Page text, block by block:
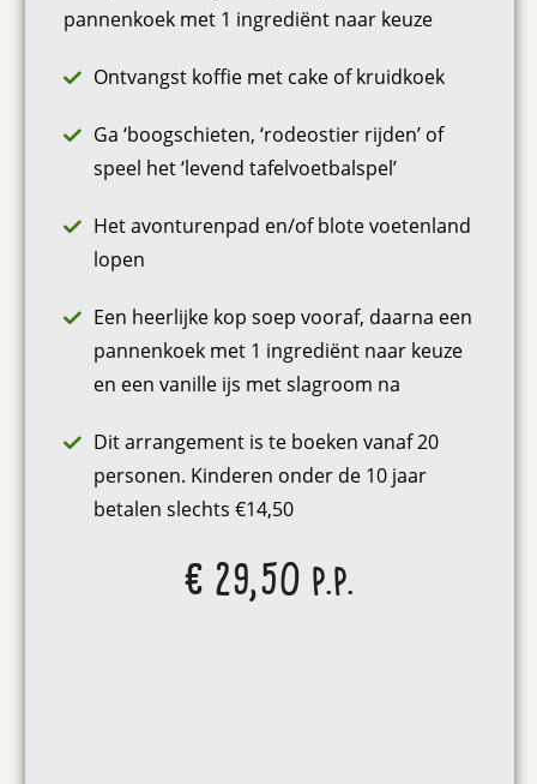
pannenkoek met 1 ingrediënt naar keuze
Ontvangst koffie met cake of kruidkoek
Ga ‘boogschieten, ‘rodeostier rijden’ of
speel het ‘levend tafelvoetbalspel’
Het avonturenpad en/of blote voetenland
lopen
Een heerlijke kop soep vooraf, daarna een
pannenkoek met 1 ingrediënt naar keuze
en een vanille ijs met slagroom na
Dit arrangement is te boeken vanaf 20
personen. Kinderen onder de 10 jaar
betalen slechts €14,50
€ 29,50 p.p.